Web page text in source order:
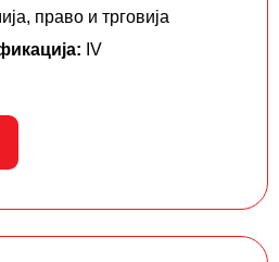
право и трговија
IV